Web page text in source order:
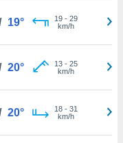
19° 19- 29
km/h
20° 13- 25
km/h
20° 18- 31
km/h